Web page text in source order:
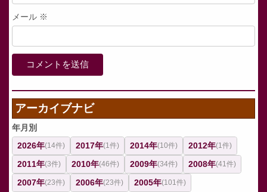
メール ※
アーカイブナビ
年月別
2026年(14件) 2017年(1件) 2014年(10件) 2012年(1件)
2011年(3件) 2010年(46件) 2009年(34件) 2008年(41件)
2007年(23件) 2006年(23件) 2005年(101件)